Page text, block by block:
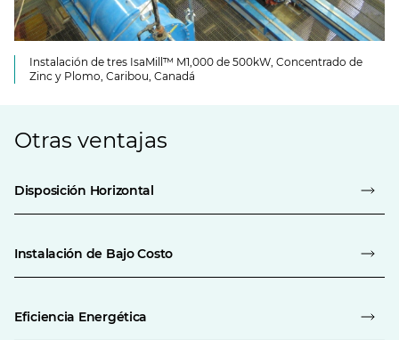
Instalación de tres IsaMill™ M1,000 de 500kW, Concentrado de
Zinc y Plomo, Caribou, Canadá
Otras ventajas
Disposición Horizontal
Instalación de Bajo Costo
Eficiencia Energética